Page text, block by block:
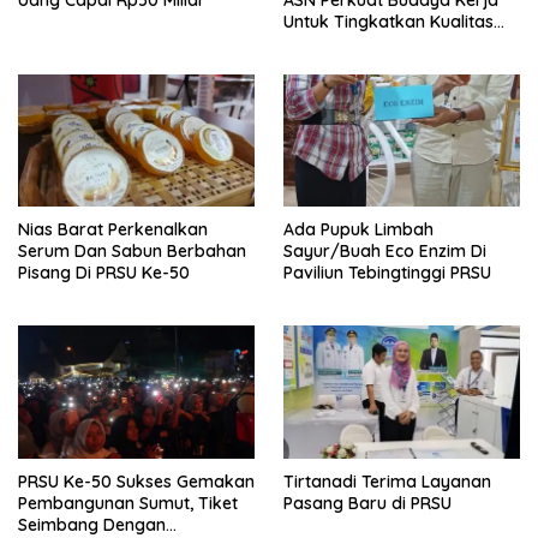
Untuk Tingkatkan Kualitas
Nias Barat Perkenalkan
Serum Dan Sabun Berbahan
Pisang Di PRSU Ke-50
Ada Pupuk Limbah
Sayur/Buah Eco Enzim Di
Paviliun Tebingtinggi PRSU
PRSU Ke-50 Sukses Gemakan
Pembangunan Sumut, Tiket
Seimbang Dengan
Tirtanadi Terima Layanan
Pasang Baru di PRSU